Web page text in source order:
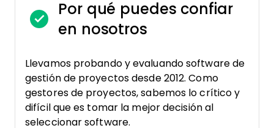
Por qué puedes confiar
en nosotros
Llevamos probando y evaluando software de
gestión de proyectos desde 2012. Como
gestores de proyectos, sabemos lo crítico y
difícil que es tomar la mejor decisión al
seleccionar software.